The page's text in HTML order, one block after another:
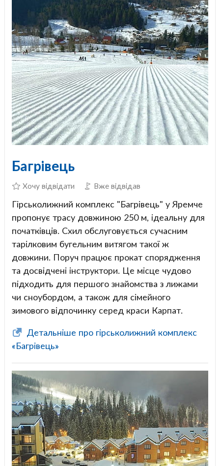
Багрівець
Хочу відвідати Вже відвідав
Гірськолижний комплекс "Багрівець" у Яремче
пропонує трасу довжиною 250 м, ідеальну для
початківців. Схил обслуговується сучасним
тарілковим бугельним витягом такої ж
довжини. Поруч працює прокат спорядження
та досвідчені інструктори. Це місце чудово
підходить для першого знайомства з лижами
чи сноубордом, а також для сімейного
зимового відпочинку серед краси Карпат.
Детальніше про гірськолижний комплекс
«Багрівець»